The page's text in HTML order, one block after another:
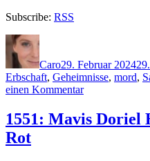
Subscribe: RSS
Autor
Caro29. Februar 2024
Erbschaft, Geheimnisse, mord,
einen Kommentarzu
Kristen
Perrin
1551: Mavis Doriel
Rot